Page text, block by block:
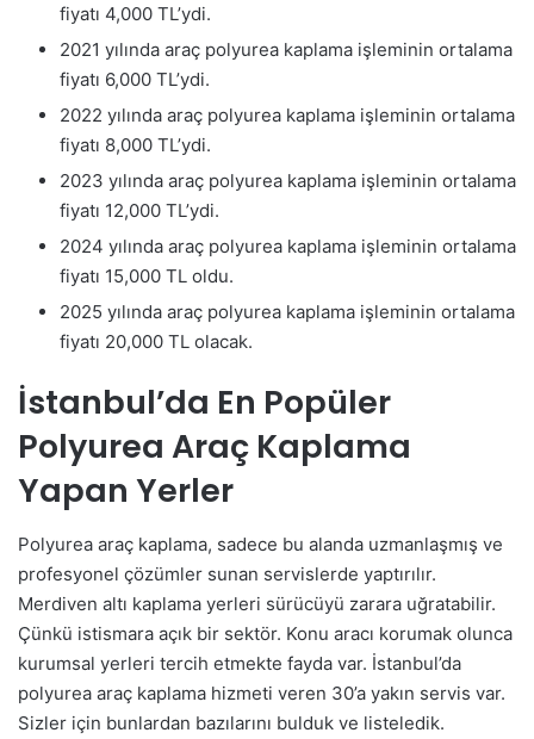
fiyatı 4,000 TL’ydi.
2021 yılında araç polyurea kaplama işleminin ortalama
fiyatı 6,000 TL’ydi.
2022 yılında araç polyurea kaplama işleminin ortalama
fiyatı 8,000 TL’ydi.
2023 yılında araç polyurea kaplama işleminin ortalama
fiyatı 12,000 TL’ydi.
2024 yılında araç polyurea kaplama işleminin ortalama
fiyatı 15,000 TL oldu.
2025 yılında araç polyurea kaplama işleminin ortalama
fiyatı 20,000 TL olacak.
İstanbul’da En Popüler
Polyurea Araç Kaplama
Yapan Yerler
Polyurea araç kaplama, sadece bu alanda uzmanlaşmış ve
profesyonel çözümler sunan servislerde yaptırılır.
Merdiven altı kaplama yerleri sürücüyü zarara uğratabilir.
Çünkü istismara açık bir sektör. Konu aracı korumak olunca
kurumsal yerleri tercih etmekte fayda var. İstanbul’da
polyurea araç kaplama hizmeti veren 30’a yakın servis var.
Sizler için bunlardan bazılarını bulduk ve listeledik.